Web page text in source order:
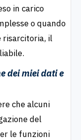
in carico
o quando
risarcitoria, il
dei miei dati e
che alcuni
del
le funzioni